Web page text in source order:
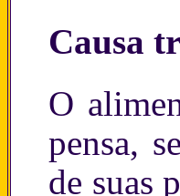
Causa
O
pensa,
de suas